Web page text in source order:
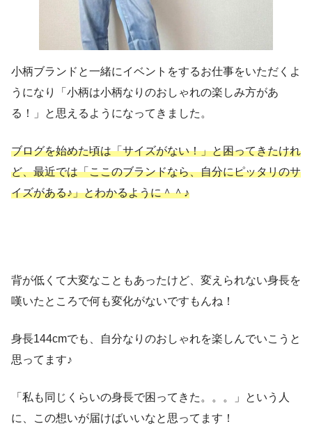
小柄ブランドと一緒にイベントをするお仕事をいただくよ
うになり「小柄は小柄なりのおしゃれの楽しみ方があ
る！」と思えるようになってきました。
ブログを始めた頃は「サイズがない！」と困ってきたけれ
ど、最近では「ここのブランドなら、自分にピッタリのサ
イズがある♪」とわかるように＾＾♪
背が低くて大変なこともあったけど、変えられない身長を
嘆いたところで何も変化がないですもんね！
身長144cmでも、自分なりのおしゃれを楽しんでいこうと
思ってます♪
「私も同じくらいの身長で困ってきた。。。」という人
に、この想いが届けばいいなと思ってます！